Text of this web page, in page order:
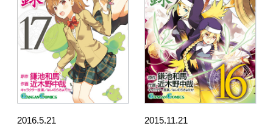
2016.5.21
2015.11.21